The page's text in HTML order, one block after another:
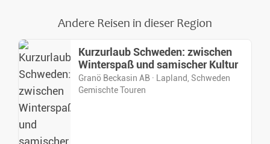
Andere Reisen in dieser Region
Kurzurlaub Schweden: zwischen
Winterspaß und samischer Kultur
Granö Beckasin AB · Lapland, Schweden
Gemischte Touren